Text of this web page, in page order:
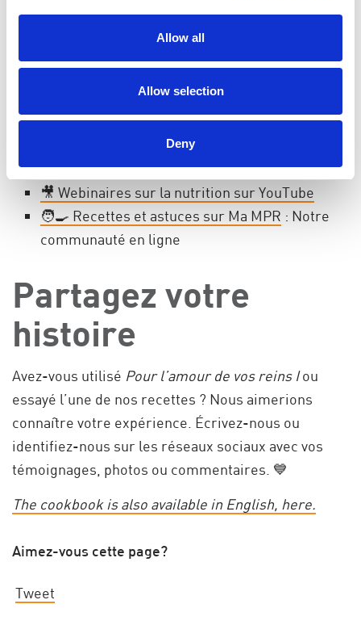
Allow all
Allow selection
Deny
nutrition rénale
Envie d’en savoir plus ? Voici quelques ressources
utiles :
📖 Blogue sur la nutrition et la MPR
sujets chaque mois depuis 2023
🎥 Webinaires sur la nutrition sur YouTube
🧑‍🍳 Recettes et astuces sur Ma MPR : Notre
communauté en ligne
Partagez votre
histoire
Avez-vous utilisé Pour l’amour de vos reins Iou
essayé l’une de nos recettes ? Nous aimerions
connaître votre expérience. Écrivez-nous ou
identifiez-nous sur les réseaux sociaux avec vos
témoignages, photos ou commentaires. 💙
The cookbook is also available in English, here.
Aimez-vous cette page?
Tweet